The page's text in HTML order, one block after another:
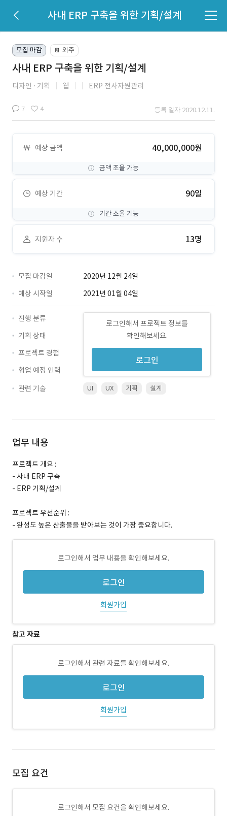
사내 ERP 구축을 위한 기획/설계
모집 마감 📔 외주
사내 ERP 구축을 위한 기획/설계
디자인 기획 웹 ERP 전사자원관리
7 4 등록 일자 2020.12.11.
예상 금액 40,000,000원
금액 조율 가능
예상 기간 90일
기간 조율 가능
지원자 수 13명
모집 마감일
2020년 12월 24일
예상 시작일
2021년 01월 04일
로그인해서 프로젝트 정보를
확인해보세요.
로그인
진행 분류
기획 상태
프로젝트 경험
협업 예정 인력
관련 기술
UI UX 기획 설계
업무 내용
프로젝트 개요 :
- 사내 ERP 구축
- ERP 기획/설계
프로젝트 우선순위 :
- 완성도 높은 산출물을 받아보는 것이 가장 중요합니다.
로그인해서 업무 내용을 확인해보세요.
로그인
회원가입
참고 자료
로그인해서 관련 자료를 확인해보세요.
로그인
회원가입
모집 요건
로그인해서 모집 요건을 확인해보세요.